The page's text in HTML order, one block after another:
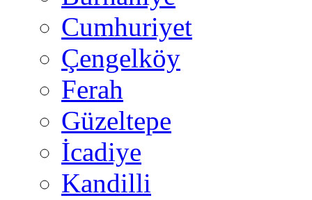
Cumhuriyet
Çengelköy
Ferah
Güzeltepe
İcadiye
Kandilli